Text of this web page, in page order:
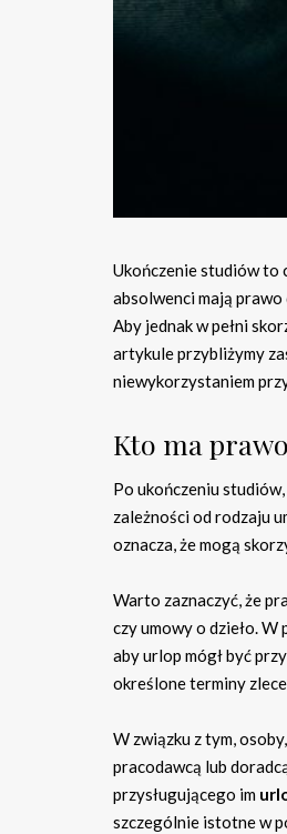
Ukończenie studiów to
absolwenci mają
Aby jednak w pełni
artykule przybliżymy
niewykorzystaniem
Kto ma
Po ukończeniu
zależności od rodzaju
oznacza, że mogą
Warto zaznaczyć, że
czy umowy o dzieło.
aby urlop mógł być
określone terminy
W związku z tym,
pracodawcą lub
przysługującego im
szczególnie istotne w